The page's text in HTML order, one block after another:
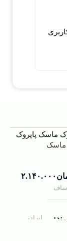
ماسک
۲.۱۴۰.۰۰۰
ایران